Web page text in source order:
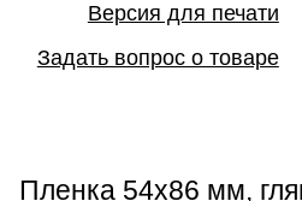
Версия для печати
Задать вопрос о товаре
Пленка 54х86 мм,